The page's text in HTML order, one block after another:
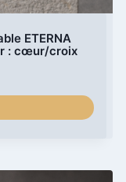
ETERNA
: cœur/croix